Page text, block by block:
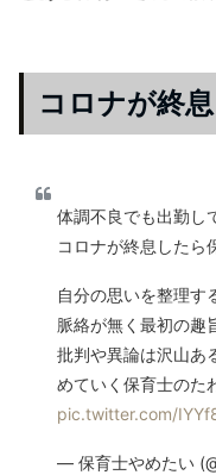
コロナが終
体調不良でも出勤し
コロナが終息したら
自分の思いを整理す
脈絡が無く最初の趣
批判や異論は沢山あ
めていく保育士のた
pic.twitter.com/
— 保育士やめたい